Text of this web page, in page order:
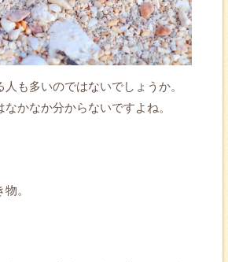
も多いのではないでしょうか。
かなか分からないですよね。
。